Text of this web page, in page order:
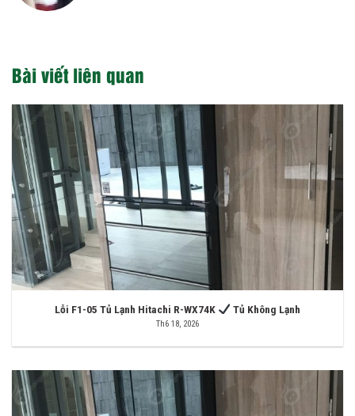
Bài viết liên quan
Lỗi F1-05 Tủ Lạnh Hitachi R-WX74K Tủ Không Lạnh
Th6 18, 2026